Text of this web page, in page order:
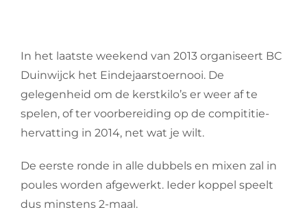
In het laatste weekend van 2013 organiseert BC
Duinwijck het Eindejaarstoernooi. De
gelegenheid om de kerstkilo’s er weer af te
spelen, of ter voorbereiding op de compititie-
hervatting in 2014, net wat je wilt.
De eerste ronde in alle dubbels en mixen zal in
poules worden afgewerkt. Ieder koppel speelt
dus minstens 2-maal.